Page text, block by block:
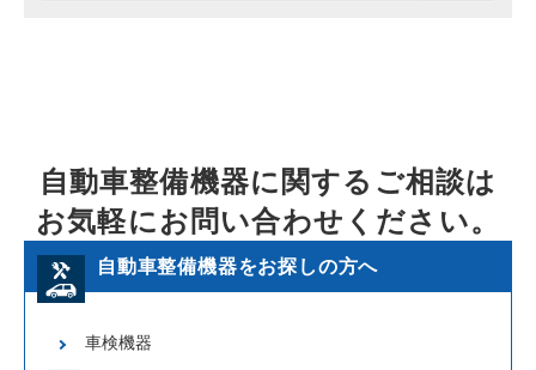
自動車整備機器に関するご相談は
お気軽にお問い合わせください。
自動車整備機器をお探しの方へ
車検機器